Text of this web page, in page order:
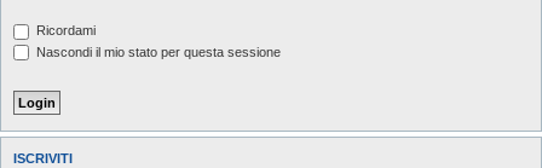
Ricordami
Nascondi il mio stato per questa sessione
ISCRIVITI